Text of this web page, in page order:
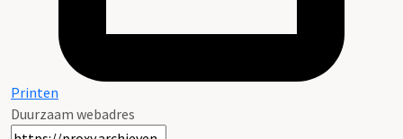
Printen
Duurzaam webadres